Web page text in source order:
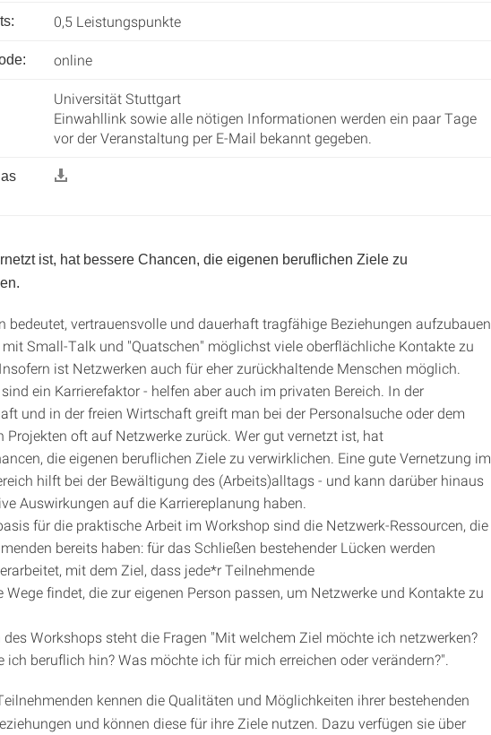
0,5 Leistungspunkte
online
Universität Stuttgart
Einwahllink sowie alle nötigen Informationen werden ein paar Tage
vor der Veranstaltung per E-Mail bekannt gegeben.
ist, hat bessere Chancen, die eigenen beruflichen Ziele zu
bedeutet, vertrauensvolle und dauerhaft tragfähige Beziehungen aufzubauen
Small-Talk und "Quatschen" möglichst viele oberflächliche Kontakte zu
ist Netzwerken auch für eher zurückhaltende Menschen möglich.
ein Karrierefaktor - helfen aber auch im privaten Bereich. In der
und in der freien Wirtschaft greift man bei der Personalsuche oder dem
Projekten oft auf Netzwerke zurück. Wer gut vernetzt ist, hat
die eigenen beruflichen Ziele zu verwirklichen. Eine gute Vernetzung im
hilft bei der Bewältigung des (Arbeits)alltags - und kann darüber hinaus
Auswirkungen auf die Karriereplanung haben.
für die praktische Arbeit im Workshop sind die Netzwerk-Ressourcen, die
bereits haben: für das Schließen bestehender Lücken werden
mit dem Ziel, dass jede*r Teilnehmende
Wege findet, die zur eigenen Person passen, um Netzwerke und Kontakte zu
des Workshops steht die Fragen "Mit welchem Ziel möchte ich netzwerken?
ich beruflich hin? Was möchte ich für mich erreichen oder verändern?".
kennen die Qualitäten und Möglichkeiten ihrer bestehenden
und können diese für ihre Ziele nutzen. Dazu verfügen sie über